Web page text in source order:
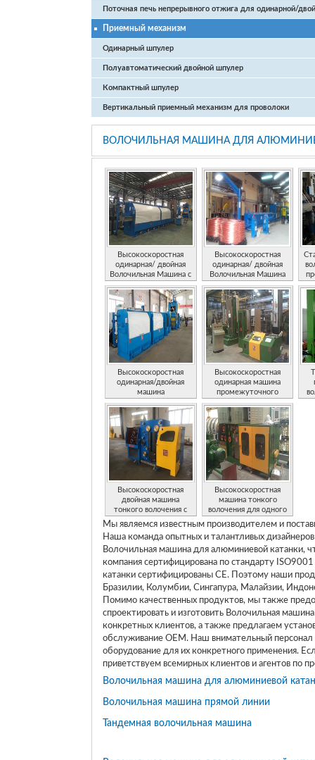
Поточная печь непрерывного отжига для одинарной/
Приемный механизм
Одинарный шпулер
Полуавтоматический двойной шпулер
Компактный шпулер
Вертикальный приемный механизм для проволоки
ВОЛОЧИЛЬНАЯ МАШИНА ДЛЯ
Высокоскоростная
одинарная/ двойная
Волочильная Машина с
механизмом анти-
проскальзывания
Высокоскоростная
одинарная/ двойная
Волочильная Машина
Высокоскоростная
одинарная/двойная
машина
промежуточного
волочения проволоки с
системой защиты от
проскальзывания
Высокоскоростная
одинарная машина
промежуточного
волочения проволоки
Высокоскоростная
двойная машина
тонкого волочения с
отжигательной камерой
Высокоскоростная
машина тонкого
волочения для одного
отжигательной камерой
Мы являемся известным производителем и
Наша команда опытных и талантливых
Волочильная машина для алюминиевой катанки,
компания сертифицирована по стандарту
катанки сертифицированы CE. Поэтому наши
Бразилии, Колумбии, Сингапура, Малайзии,
Помимо качественных продуктов, мы также
спроектировать и изготовить Волочильная
конкретных клиентов, а также предлагаем
обслуживание OEM. Наш внимательный
оборудование для их конкретного применения.
приветствуем всемирных клиентов и агентов по
Волочильная машина для алюминиевой
Волочильная машина прямой линии
Тандемная волочильная машина